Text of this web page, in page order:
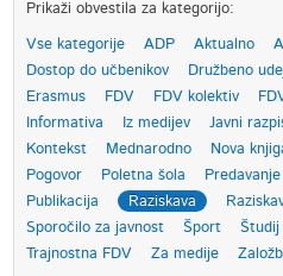
Prikaži obvestila za kategorijo:
Vse kategorije ADP Aktualno
Dostop do učbenikov
Družbeno
Erasmus
FDV FDV kolektiv
Informativa
Iz medijev Javni
Kontekst
Mednarodno Nova
Pogovor
Poletna šola Predavanje
Publikacija
Raziskava
Sporočilo za javnost
Šport Študij
Trajnostna FDV
Za medije